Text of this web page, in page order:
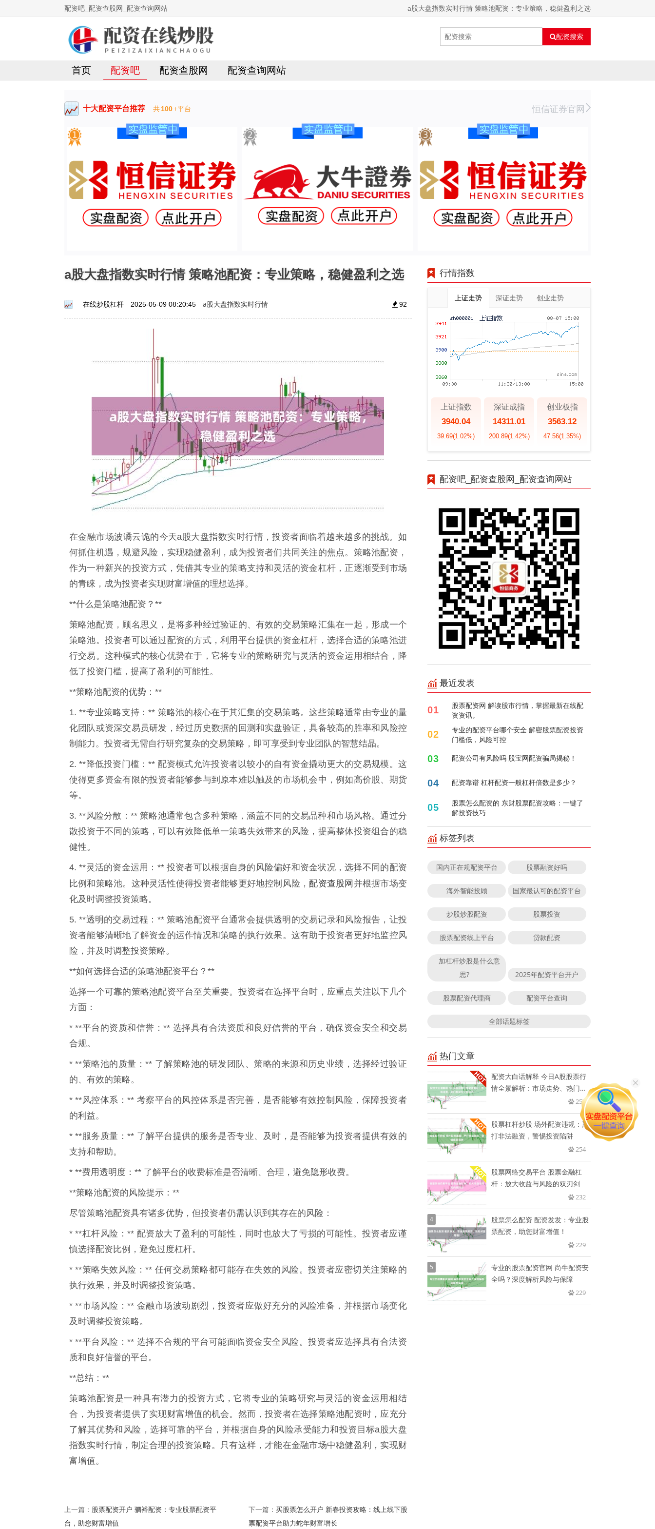
配资吧_配资查股网_配资查询网站 a股大盘指数实时行情 策略池配资：专业策略，稳健盈利之选
配资搜索
首页 配资吧 配资查股网 配资查询网站
十大配资平台推荐 共100+平台 恒信证券官网
a股大盘指数实时行情 策略池配资：专业策略，稳健盈利之选
在线炒股杠杆 2025-05-09 08:20:45 a股大盘指数实时行情 92
在金融市场波谲云诡的今天a股大盘指数实时行情，投资者面临着越来越多的挑战。如
何抓住机遇，规避风险，实现稳健盈利，成为投资者们共同关注的焦点。策略池配资，
作为一种新兴的投资方式，凭借其专业的策略支持和灵活的资金杠杆，正逐渐受到市场
的青睐，成为投资者实现财富增值的理想选择。
**什么是策略池配资？**
策略池配资，顾名思义，是将多种经过验证的、有效的交易策略汇集在一起，形成一个
策略池。投资者可以通过配资的方式，利用平台提供的资金杠杆，选择合适的策略池进
行交易。这种模式的核心优势在于，它将专业的策略研究与灵活的资金运用相结合，降
低了投资门槛，提高了盈利的可能性。
**策略池配资的优势：**
1. **专业策略支持：** 策略池的核心在于其汇集的交易策略。这些策略通常由专业的量
化团队或资深交易员研发，经过历史数据的回测和实盘验证，具备较高的胜率和风险控
制能力。投资者无需自行研究复杂的交易策略，即可享受到专业团队的智慧结晶。
2. **降低投资门槛：** 配资模式允许投资者以较小的自有资金撬动更大的交易规模。这
使得更多资金有限的投资者能够参与到原本难以触及的市场机会中，例如高价股、期货
等。
3. **风险分散：** 策略池通常包含多种策略，涵盖不同的交易品种和市场风格。通过分
散投资于不同的策略，可以有效降低单一策略失效带来的风险，提高整体投资组合的稳
健性。
4. **灵活的资金运用：** 投资者可以根据自身的风险偏好和资金状况，选择不同的配资
比例和策略池。这种灵活性使得投资者能够更好地控制风险，配资查股网 并根据市场变
化及时调整投资策略。
5. **透明的交易过程：** 策略池配资平台通常会提供透明的交易记录和风险报告，让投
资者能够清晰地了解资金的运作情况和策略的执行效果。这有助于投资者更好地监控风
险，并及时调整投资策略。
**如何选择合适的策略池配资平台？**
选择一个可靠的策略池配资平台至关重要。投资者在选择平台时，应重点关注以下几个
方面：
* **平台的资质和信誉：** 选择具有合法资质和良好信誉的平台，确保资金安全和交易
合规。
* **策略池的质量：** 了解策略池的研发团队、策略的来源和历史业绩，选择经过验证
的、有效的策略。
* **风控体系：** 考察平台的风控体系是否完善，是否能够有效控制风险，保障投资者
的利益。
* **服务质量：** 了解平台提供的服务是否专业、及时，是否能够为投资者提供有效的
支持和帮助。
* **费用透明度：** 了解平台的收费标准是否清晰、合理，避免隐形收费。
**策略池配资的风险提示：**
尽管策略池配资具有诸多优势，但投资者仍需认识到其存在的风险：
* **杠杆风险：** 配资放大了盈利的可能性，同时也放大了亏损的可能性。投资者应谨
慎选择配资比例，避免过度杠杆。
* **策略失效风险：** 任何交易策略都可能存在失效的风险。投资者应密切关注策略的
执行效果，并及时调整投资策略。
* **市场风险：** 金融市场波动剧烈，投资者应做好充分的风险准备，并根据市场变化
及时调整投资策略。
* **平台风险：** 选择不合规的平台可能面临资金安全风险。投资者应选择具有合法资
质和良好信誉的平台。
**总结：**
策略池配资是一种具有潜力的投资方式，它将专业的策略研究与灵活的资金运用相结
合，为投资者提供了实现财富增值的机会。然而，投资者在选择策略池配资时，应充分
了解其优势和风险，选择可靠的平台，并根据自身的风险承受能力和投资目标a股大盘
指数实时行情，制定合理的投资策略。只有这样，才能在金融市场中稳健盈利，实现财
富增值。
上一篇： 股票配资开户 驷裕配资：专业股票配资平
台，助您财富增值
下一篇： 买股票怎么开户 新春投资攻略：线上线下股
票配资平台助力蛇年财富增长
行情指数
上证走势 深证走势 创业走势
上证指数
3940.04
39.69(1.02%)
深证成指
14311.01
200.89(1.42%)
创业板指
3563.12
47.56(1.35%)
配资吧_配资查股网_配资查询网站
最近发表
01
股票配资网 解读股市行情，掌握最新在线配
资资讯。
02
专业的配资平台哪个安全 解密股票配资投资
门槛低，风险可控
03 配资公司有风险吗 股宝网配资骗局揭秘！
04 配资靠谱 杠杆配资一般杠杆倍数是多少？
05
股票怎么配资的 东财股票配资攻略：一键了
解投资技巧
标签列表
国内正在规配资平台 股票融资好吗
海外智能投顾 国家最认可的配资平台
炒股炒股配资 股票投资
股票配资线上平台 贷款配资
加杠杆炒股是什么意
思?
2025年配资平台开户
股票配资代理商 配资平台查询
全部话题标签
热门文章
配资大白话解释 今日A股股票行
情全景解析：市场走势、热门板
257
股票杠杆炒股 场外配资违规：严
打非法融资，警惕投资陷阱
254
股票网络交易平台 股票金融杠
杆：放大收益与风险的双刃剑
232
4
股票怎么配资 配资发发：专业股
票配资，助您财富增值！
229
5
专业的股票配资官网 尚牛配资安
全吗？深度解析风险与保障
229